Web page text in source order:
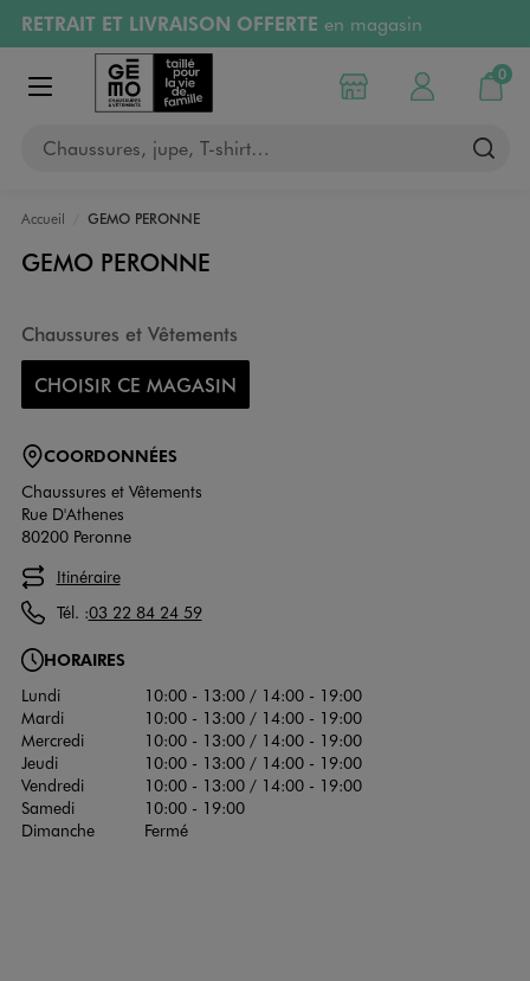
Aller au contenu principal
Aller à la navigation
RETRAIT ET LIVRAISON OFFERTE en magasin
Retours OFFERTSpendant 30 jours
PAYEZ EN 3x SANS FRAIS
RÉSERVATION GRATUITE
Afficher le menu
Chaussures, jupe, T-shirt…
Choisir mon magasin
Mon compte
0
Mon
Accueil GEMO PERONNE
GEMO PERONNE
Chaussures et Vêtements
CHOISIR CE MAGASIN
COORDONNÉES
Chaussures et Vêtements
Rue D'Athenes
80200 Peronne
Itinéraire
Tél. :03 22 84 24 59
HORAIRES
Lundi
10:00 - 13:00 / 14:00 - 19:00
Mardi
10:00 - 13:00 / 14:00 - 19:00
Mercredi
10:00 - 13:00 / 14:00 - 19:00
Jeudi
10:00 - 13:00 / 14:00 - 19:00
Vendredi
10:00 - 13:00 / 14:00 - 19:00
Samedi
10:00 - 19:00
Dimanche
Fermé